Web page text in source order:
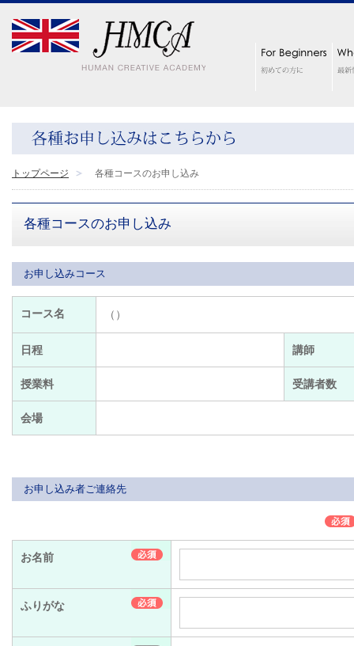
トップページ 各種コースのお申し込み
各種コースのお申し込み
お申し込みコース
コース名 （）
日程 講師
授業料 受講者数
会場
お申し込み者ご連絡先
お名前
ふりがな